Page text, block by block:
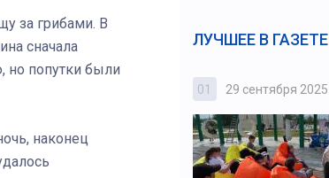
за грибами. В
сначала
но попутки были
наконец
ЛУЧШЕЕ В ГАЗЕТЕ
01 29 сентября 2025